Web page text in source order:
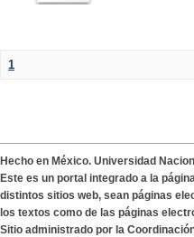
1
Hecho en México. Universidad
Este es un portal integrado a la
distintos sitios web, sean páginas
los textos como de las páginas
Sitio administrado por la